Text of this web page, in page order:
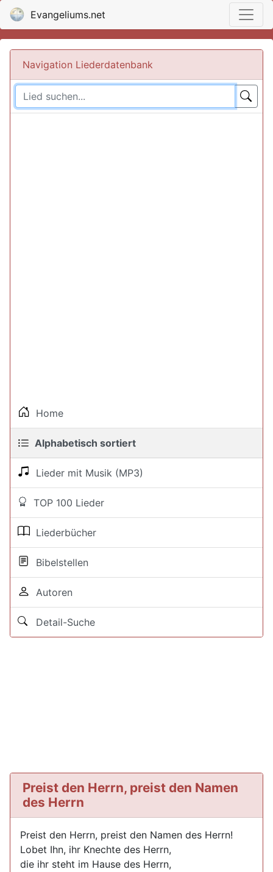
Evangeliums.net
Navigation Liederdatenbank
Home
Alphabetisch sortiert
Lieder mit Musik (MP3)
TOP 100 Lieder
Liederbücher
Bibelstellen
Autoren
Detail-Suche
Preist den Herrn, preist den Namen
des Herrn
Preist den Herrn, preist den Namen des Herrn!
Lobet Ihn, ihr Knechte des Herrn,
die ihr steht im Hause des Herrn,